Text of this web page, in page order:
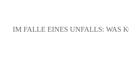
IM FALLE EINES UNFALLS: WAS